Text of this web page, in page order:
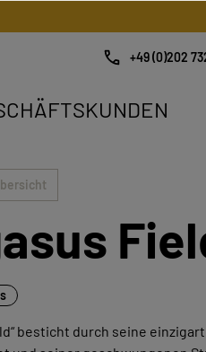
+49 (0)202
besticht durch seine